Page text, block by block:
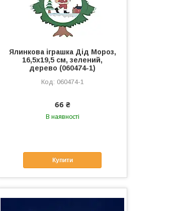
Ялинкова іграшка Дід Мороз,
16,5х19,5 см, зелений,
дерево (060474-1)
060474-1
66 ₴
В наявності
Купити